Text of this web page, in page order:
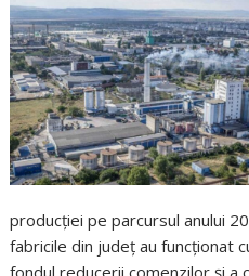
producției pe parcursul anului
fabricile din județ au funcționat
fondul reducerii comenzilor și a